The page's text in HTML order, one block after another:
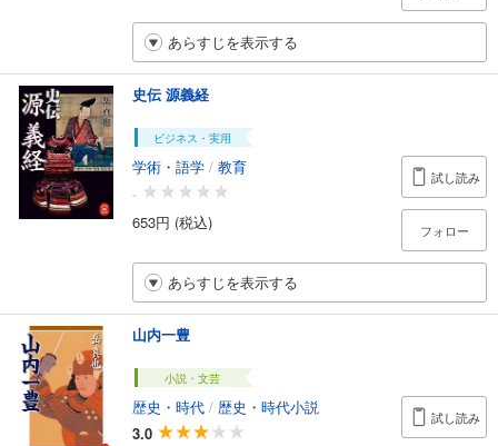
あらすじを表示する
史伝 源義経
ビジネス・実用
学術・語学 / 教育
-
653円 (税込)
試し読み
フォロー
あらすじを表示する
山内一豊
小説・文芸
歴史・時代 / 歴史・時代小説
3.0
試し読み